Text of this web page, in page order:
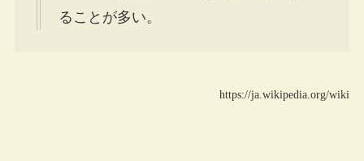
ることが多い。
https://ja.wikipedia.org/wiki